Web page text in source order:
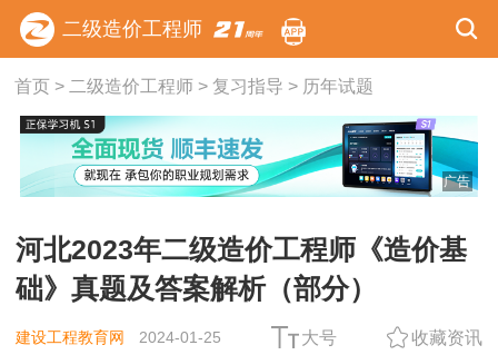
二级造价工程师
首页> 二级造价工程师> 复习指导 > 历年试题
广告
河北2023年二级造价工程师《造价基
础》真题及答案解析（部分）
建设工程教育网 2024-01-25 大号 收藏资讯